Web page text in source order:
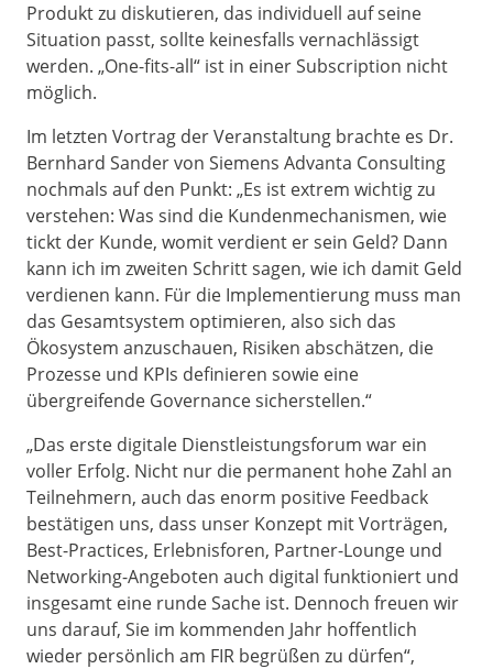
Produkt zu diskutieren, das individuell auf seine
Situation passt, sollte keinesfalls vernachlässigt
werden. „One-fits-all“ ist in einer Subscription nicht
möglich.
Im letzten Vortrag der Veranstaltung brachte es Dr.
Bernhard Sander von Siemens Advanta Consulting
nochmals auf den Punkt: „Es ist extrem wichtig zu
verstehen: Was sind die Kundenmechanismen, wie
tickt der Kunde, womit verdient er sein Geld? Dann
kann ich im zweiten Schritt sagen, wie ich damit Geld
verdienen kann. Für die Implementierung muss man
das Gesamtsystem optimieren, also sich das
Ökosystem anzuschauen, Risiken abschätzen, die
Prozesse und KPIs definieren sowie eine
übergreifende Governance sicherstellen.“
„Das erste digitale Dienstleistungsforum war ein
voller Erfolg. Nicht nur die permanent hohe Zahl an
Teilnehmern, auch das enorm positive Feedback
bestätigen uns, dass unser Konzept mit Vorträgen,
Best-Practices, Erlebnisforen, Partner-Lounge und
Networking-Angeboten auch digital funktioniert und
insgesamt eine runde Sache ist. Dennoch freuen wir
uns darauf, Sie im kommenden Jahr hoffentlich
wieder persönlich am FIR begrüßen zu dürfen“,